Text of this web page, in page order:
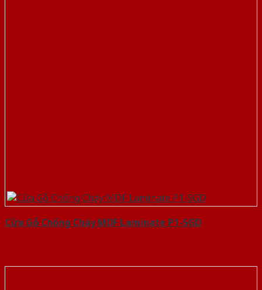
Cửa Gỗ Chống Cháy MDF Laminate P1-SGD